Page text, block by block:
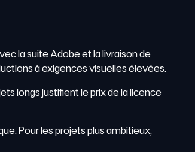
la suite Adobe et la livraison de
à exigences visuelles élevées.
longs justifient le prix de la licence
Pour les projets plus ambitieux,